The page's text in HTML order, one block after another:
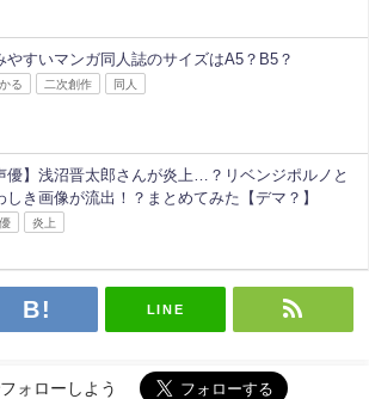
やすいマンガ同人誌のサイズはA5？B5？
る 二次創作 同人
優】浅沼晋太郎さんが炎上…？リベンジポルノと
しき画像が流出！？まとめてみた【デマ？】
炎上
LINE
ォローしよう